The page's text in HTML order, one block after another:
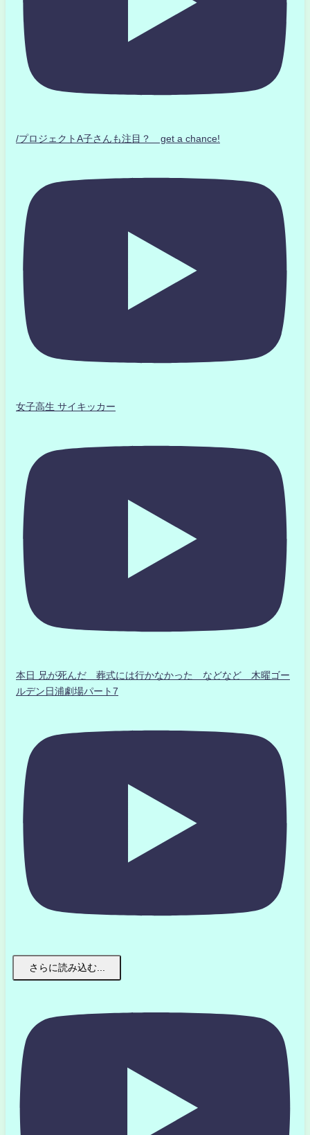
/プロジェクトA子さんも注目？ get a chance!
女子高生 サイキッカー
本日 兄が死んだ 葬式には行かなかった などなど 木曜ゴー
ルデン日浦劇場パート7
さらに読み込む...